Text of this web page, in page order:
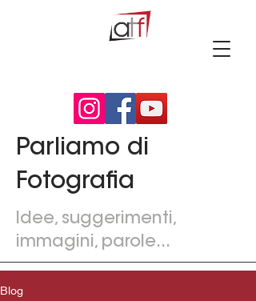
Parliamo di
Fotografia
Idee, suggerimenti,
immagini, parole...
Blog